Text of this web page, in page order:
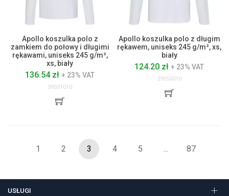
Apollo koszulka polo z
zamkiem do połowy i długimi
rękawami, uniseks 245 g/m²,
xs, biały
136.54 zł + 23% VAT
39551010
Apollo koszulka polo z długim
rękawem, uniseks 245 g/m², xs,
biały
124.20 zł + 23% VAT
39550010
1 2 3 4 5 ... 87
USŁUGI